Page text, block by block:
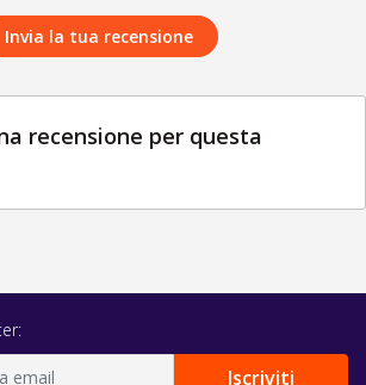
Invia la tua recensione
recensione per questa